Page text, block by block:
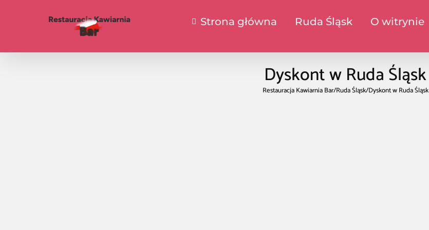
Strona główna Ruda Śląsk O witrynie
Dyskont w Ruda Śląsk
Restauracja Kawiarnia Bar/Ruda Śląsk/Dyskont w Ruda Śląsk